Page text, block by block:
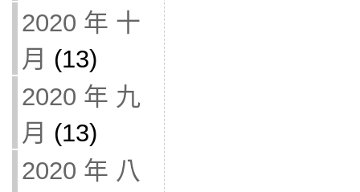
2020 年 十
月 (13)
2020 年 九
月 (13)
2020 年 八